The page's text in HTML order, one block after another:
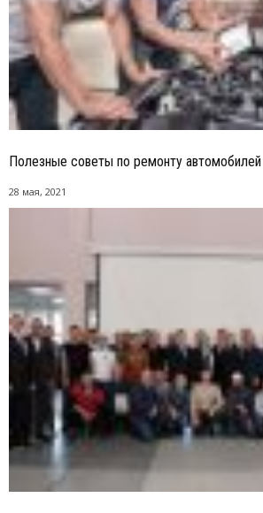
Полезные советы по ремонту автомобилей
28 мая, 2021